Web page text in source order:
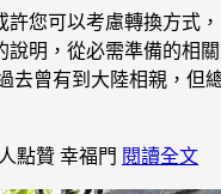
許您可以考慮轉換方式
說明，從必需準備的相
去曾有到大陸相親，但
點贊 幸福門 閱讀全文